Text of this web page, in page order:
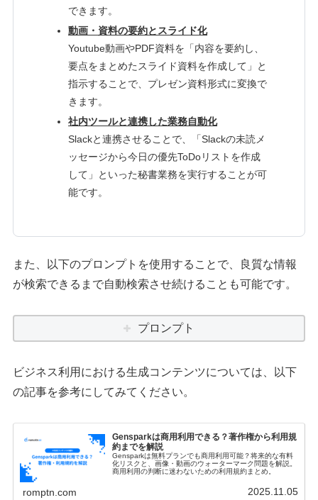
できます。
動画・資料の要約とスライド化
Youtube動画やPDF資料を「内容を要約し、
要点をまとめたスライド資料を作成して」と
指示することで、プレゼン資料形式に変換で
きます。
社内ツールと連携した業務自動化
Slackと連携させることで、「Slackの未読メ
ッセージから今日の優先ToDoリストを作成
して」といった秘書業務を実行することが可
能です。
また、以下のプロンプトを使用することで、良質な情報
が検索できるまで自動検索させ続けることも可能です。
プロンプト
ビジネス利用における生成コンテンツについては、以下
の記事を参考にしてみてください。
Gensparkは商用利用できる？著作権から利用規
約までを解説
Gensparkは無料プランでも商用利用可能？将来的な有料
化リスクと、画像・動画のウォーターマーク問題を解説。
商用利用の判断に迷わないための利用規約まとめ。
romptn.com 2025.11.05